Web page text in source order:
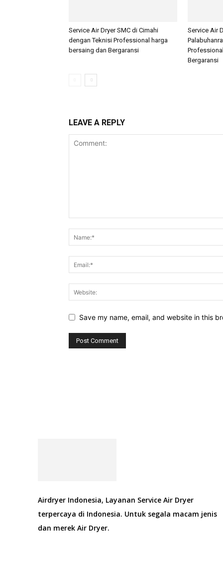
Service Air Dryer SMC di Cimahi
dengan Teknisi Professional harga
bersaing dan Bergaransi
Service Air
Bergaransi
LEAVE A REPLY
Save my name, email, and website in this
Airdryer Indonesia, Layanan Service Air Dryer
terpercaya di Indonesia. Untuk segala macam jenis
dan merek Air Dryer.